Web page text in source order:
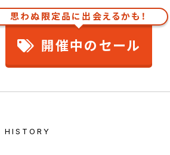
思わぬ限定品に出会えるかも！
開催中のセール
HISTORY